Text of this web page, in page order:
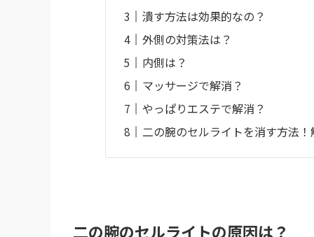
潰す方法は効果的なの？
外側の対策法は？
内側は？
マッサージで解消？
やっぱりエステで解消？
二の腕のセルライトを消す方法
二の腕のセルライトの原因は？